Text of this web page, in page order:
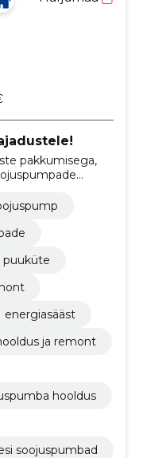
pakkumisega,
puuküte
energiasääst
ja remont
hooldus
soojuspumbad